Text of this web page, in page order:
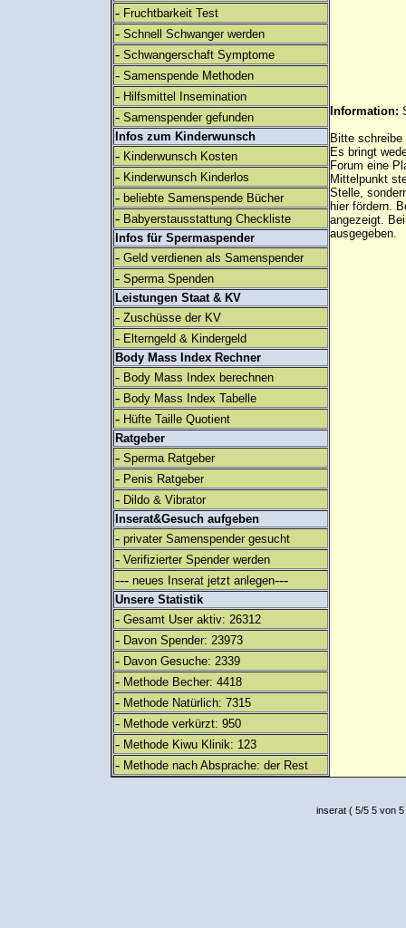
- Fruchtbarkeit Test
- Schnell Schwanger werden
- Schwangerschaft Symptome
- Samenspende Methoden
- Hilfsmittel Insemination
- Samenspender gefunden
Infos zum Kinderwunsch
- Kinderwunsch Kosten
- Kinderwunsch Kinderlos
- beliebte Samenspende Bücher
- Babyerstausstattung Checkliste
Infos für Spermaspender
- Geld verdienen als Samenspender
- Sperma Spenden
Leistungen Staat & KV
- Zuschüsse der KV
- Elterngeld & Kindergeld
Body Mass Index Rechner
- Body Mass Index berechnen
- Body Mass Index Tabelle
- Hüfte Taille Quotient
Ratgeber
- Sperma Ratgeber
- Penis Ratgeber
- Dildo & Vibrator
Inserat&Gesuch aufgeben
- privater Samenspender gesucht
- Verifizierter Spender werden
--- neues Inserat jetzt anlegen---
Unsere Statistik
- Gesamt User aktiv: 26312
- Davon Spender: 23973
- Davon Gesuche: 2339
- Methode Becher: 4418
- Methode Natürlich: 7315
- Methode verkürzt: 950
- Methode Kiwu Klinik: 123
- Methode nach Absprache: der Rest
Information:
Bitte
Es bringt
Forum eine
Mittelpunkt
Stelle,
hier fördern.
angezeigt.
ausgegeben.
inserat( 5/5 5 von 5